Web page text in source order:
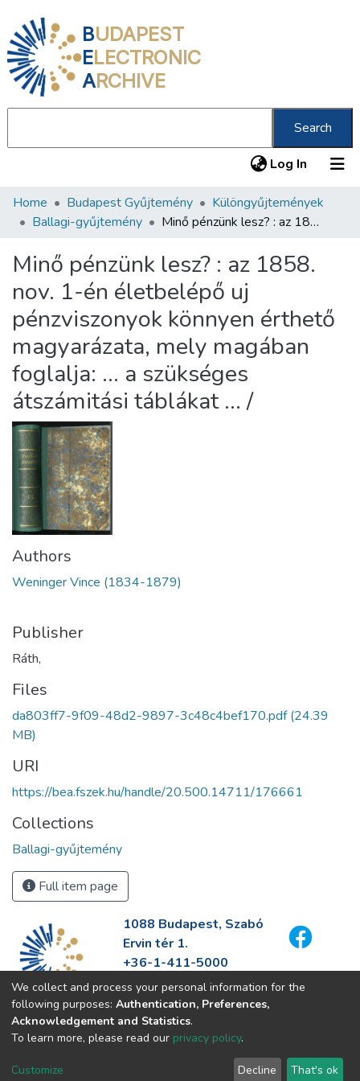
BUDAPEST
ELECTRONIC
ARCHIVE
Search
Log In (current)
Communities & Collections
Statistics
About us
Home Budapest Gyűjtemény
Különgyűjtemények
Ballagi-gyűjtemény
Minő pénzünk lesz? : az 1858. nov. 1-én életbelépő uj pénzviszonyok könnyen érthető magyarázata, mely magában foglalja: ... a szükséges átszámitási táblákat ... /
Minő pénzünk lesz? : az 1858.
nov. 1-én életbelépő uj
pénzviszonyok könnyen érthető
magyarázata, mely magában
foglalja: ... a szükséges
átszámitási táblákat ... /
Authors
Weninger Vince (1834-1879)
Publisher
Ráth,
Files
da803ff7-9f09-48d2-9897-3c48c4bef170.pdf(24.39
MB)
URI
https://bea.fszek.hu/handle/20.500.14711/176661
Collections
Ballagi-gyűjtemény
Full item page
1088 Budapest, Szabó
Ervin tér 1.
+36-1-411-5000
info@fszek.hu
https://fszek.hu
We collect and process your personal information for the
following purposes: Authentication, Preferences,
Acknowledgement and Statistics.
To learn more, please read our privacy policy.
Customize Decline That's ok